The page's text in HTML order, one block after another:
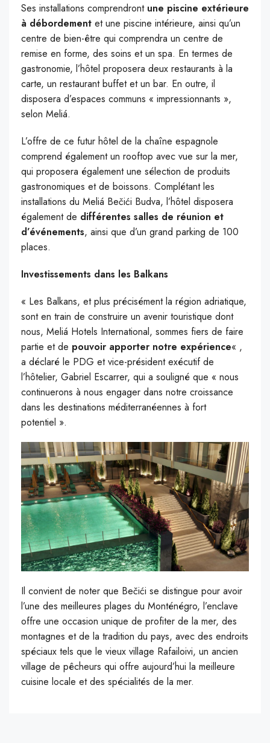
Ses installations comprendront une piscine extérieure
à débordement et une piscine intérieure, ainsi qu’un
centre de bien-être qui comprendra un centre de
remise en forme, des soins et un spa. En termes de
gastronomie, l’hôtel proposera deux restaurants à la
carte, un restaurant buffet et un bar. En outre, il
disposera d’espaces communs « impressionnants »,
selon Meliá.
L’offre de ce futur hôtel de la chaîne espagnole
comprend également un rooftop avec vue sur la mer,
qui proposera également une sélection de produits
gastronomiques et de boissons. Complétant les
installations du Meliá Bečići Budva, l’hôtel disposera
également de différentes salles de réunion et
d’événements, ainsi que d’un grand parking de 100
places.
Investissements dans les Balkans
« Les Balkans, et plus précisément la région adriatique,
sont en train de construire un avenir touristique dont
nous, Meliá Hotels International, sommes fiers de faire
partie et de pouvoir apporter notre expérience« ,
a déclaré le PDG et vice-président exécutif de
l’hôtelier, Gabriel Escarrer, qui a souligné que « nous
continuerons à nous engager dans notre croissance
dans les destinations méditerranéennes à fort
potentiel ».
Il convient de noter que Bečići se distingue pour avoir
l’une des meilleures plages du Monténégro, l’enclave
offre une occasion unique de profiter de la mer, des
montagnes et de la tradition du pays, avec des endroits
spéciaux tels que le vieux village Rafailoivi, un ancien
village de pêcheurs qui offre aujourd’hui la meilleure
cuisine locale et des spécialités de la mer.